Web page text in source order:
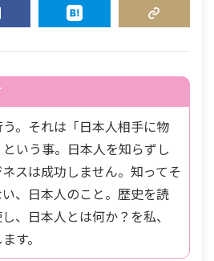
。それは「日本人相手に物
いう事。日本人を知らずし
スは成功しません。知ってそ
、日本人のこと。歴史を読
、日本人とは何か？を私、
す。